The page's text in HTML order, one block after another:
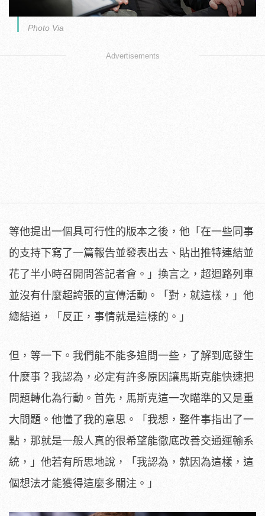
Photo Via
Advertisements
等他提出一個具可行性的版本之後，他「在一些同事
的支持下寫了一篇報告並發表出去、貼出推特連結並
花了半小時召開問答記者會。」換言之，超迴路列車
並沒有什麼超誇張的宣傳活動。「對，就這樣，」他
總結道，「反正，事情就是這樣的。」
但，等一下。我們能不能多追問一些，了解到底發生
什麼事？我認為，必定有許多原因讓馬斯克能快速把
問題轉化為行動。首先，馬斯克這一次瞄準的又是重
大問題。他懂了我的意思。「我想，整件事指出了一
點，那就是一般人真的很希望能徹底改善交通運輸系
統，」他若有所思地說，「我認為，就因為這樣，這
個想法才能獲得這麼多關注。」